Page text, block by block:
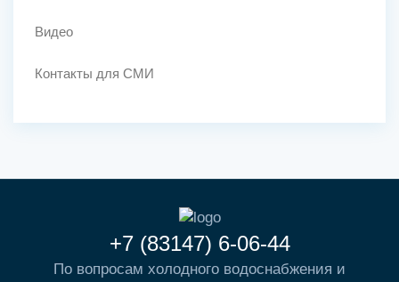
Видео
Контакты для СМИ
+7 (83147) 6-06-44
По вопросам холодного водоснабжения и